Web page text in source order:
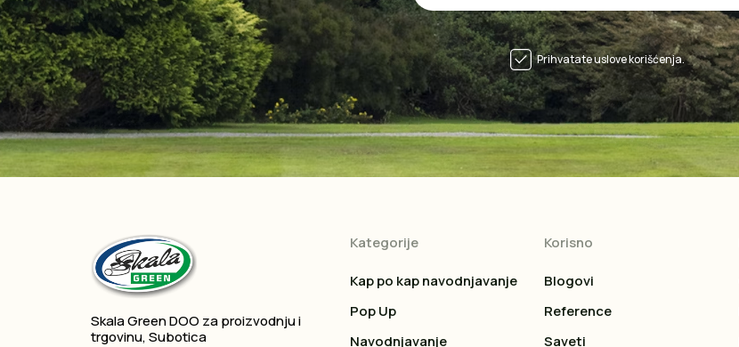
Prihvatate uslove korišćenja.
Skala Green DOO za proizvodnju i
trgovinu, Subotica
Kategorije
Kap po kap navodnjavanje
Pop Up
Navodnjavanje
Korisno
Blogovi
Reference
Saveti